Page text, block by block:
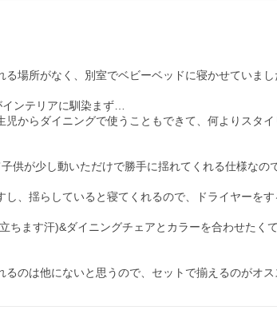
場所がなく、別室でベビーベッドに寝かせていま
ンテリアに馴染まず…
からダイニングで使うこともできて、何よりスタイ
供が少し動いただけで勝手に揺れてくれる仕様なの
、揺らしていると寝てくれるので、ドライヤーを
ちます汗)&ダイニングチェアとカラーを合わせた
のは他にないと思うので、セットで揃えるのがオス